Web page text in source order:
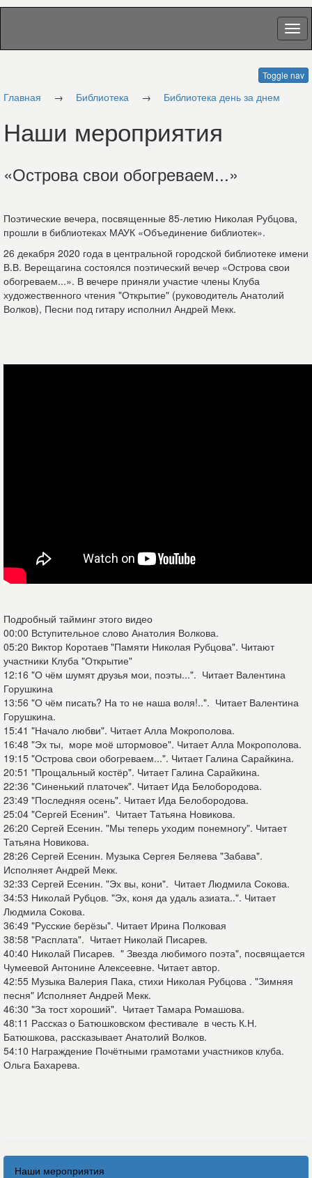
Toggle nav
Главная → Библиотека → Библиотека день за днем
Наши мероприятия
«Острова свои обогреваем...»
Поэтические вечера, посвященные 85-летию Николая Рубцова,
прошли в библиотеках МАУК «Объединение библиотек».
26 декабря 2020 года в центральной городской библиотеке имени
В.В. Верещагина состоялся поэтический вечер «Острова свои
обогреваем...». В вечере приняли участие члены Клуба
художественного чтения "Открытие" (руководитель Анатолий
Волков), Песни под гитару исполнил Андрей Мекк.
Подробный тайминг этого видео
00:00​ Вступительное слово Анатолия Волкова.
05:20​ Виктор Коротаев "Памяти Николая Рубцова". Читают
участники Клуба "Открытие"
12:16​ "О чём шумят друзья мои, поэты...". Читает Валентина
Горушкина
13:56​ "О чём писать? На то не наша воля!..". Читает Валентина
Горушкина.
15:41​ "Начало любви". Читает Алла Мокрополова.
16:48​ "Эх ты, море моё штормовое". Читает Алла Мокрополова.
19:15​ "Острова свои обогреваем...". Читает Галина Сарайкина.
20:51​ "Прощальный костёр". Читает Галина Сарайкина.
22:36​ "Синенький платочек". Читает Ида Белобородова.
23:49​ "Последняя осень". Читает Ида Белобородова.
25:04​ "Сергей Есенин". Читает Татьяна Новикова.
26:20​ Сергей Есенин. "Мы теперь уходим понемногу". Читает
Татьяна Новикова.
28:26​ Сергей Есенин. Музыка Сергея Беляева "Забава".
Исполняет Андрей Мекк.
32:33​ Сергей Есенин. "Эх вы, кони". Читает Людмила Сокова.
34:53​ Николай Рубцов. "Эх, коня да удаль азиата..". Читает
Людмила Сокова.
36:49​ "Русские берёзы". Читает Ирина Полковая
38:58​ "Расплата". Читает Николай Писарев.
40:40​ Николай Писарев. " Звезда любимого поэта", посвящается
Чумеевой Антонине Алексеевне. Читает автор.
42:55​ Музыка Валерия Пака, стихи Николая Рубцова . "Зимняя
песня" Исполняет Андрей Мекк.
46:30​ "За тост хороший". Читает Тамара Ромашова.
48:11​ Рассказ о Батюшковском фестивале в честь К.Н.
Батюшкова, рассказывает Анатолий Волков.
54:10​ Награждение Почётными грамотами участников клуба.
Ольга Бахарева.
Наши мероприятия